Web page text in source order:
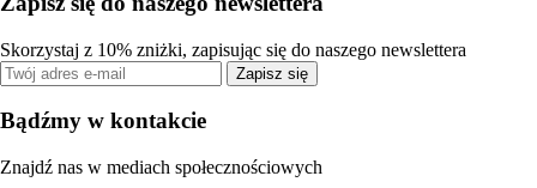
Skorzystaj z 10% zniżki, zapisując się do naszego newslettera
Zapisz się
Bądźmy w kontakcie
Znajdź nas w mediach społecznościowych